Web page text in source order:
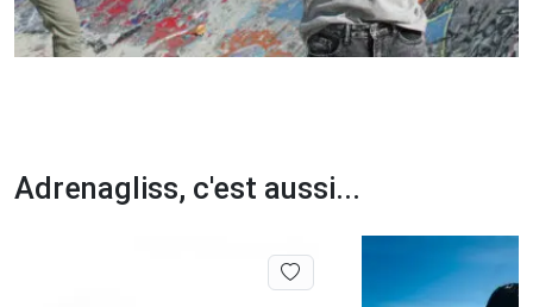
Adrenagliss, c'est aussi...